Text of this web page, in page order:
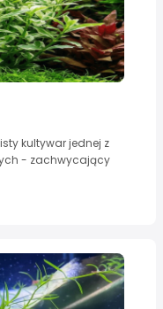
kultywar jednej z
- zachwycający